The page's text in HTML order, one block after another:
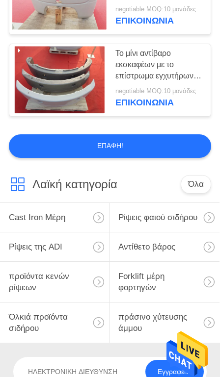
υπηρεσία φύσημα
TS16949 cOem
negotiable MOQ:10 μονάδες
ΕΠΙΚΟΙΝΩΝΊΑ
Το μίνι αντίβαρο
εκσκαφέων με το
επίστρωμα εγχυτήρων
και τελειώνει
negotiable MOQ:10 μονάδες
ΕΠΙΚΟΙΝΩΝΊΑ
ΕΠΑΦΉ!
Λαϊκή κατηγορία Όλα
Cast Iron Μέρη Ρίψεις φαιού σιδήρου
Ρίψεις της ADI Αντίθετο βάρος
προϊόντα κενών
ρίψεων
Forklift μέρη
φορτηγών
Όλκιά προϊόντα
σιδήρου
πράσινο χύτευσης
άμμου
Εγγραφείτε